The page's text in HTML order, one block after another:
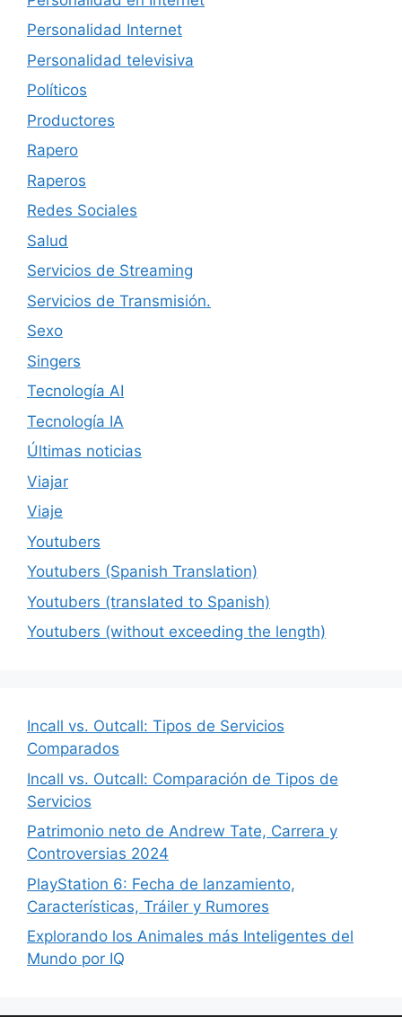
Personalidad Internet
Personalidad televisiva
Políticos
Productores
Rapero
Raperos
Redes Sociales
Salud
Servicios de Streaming
Servicios de Transmisión.
Sexo
Singers
Tecnología AI
Tecnología IA
Últimas noticias
Viajar
Viaje
Youtubers
Youtubers (Spanish Translation)
Youtubers (translated to Spanish)
Youtubers (without exceeding the length)
Incall vs. Outcall: Tipos de Servicios
Comparados
Incall vs. Outcall: Comparación de Tipos de
Servicios
Patrimonio neto de Andrew Tate, Carrera y
Controversias 2024
PlayStation 6: Fecha de lanzamiento,
Características, Tráiler y Rumores
Explorando los Animales más Inteligentes del
Mundo por IQ